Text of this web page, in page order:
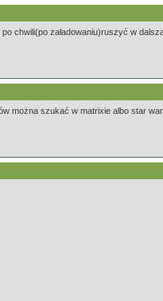
chwili(po załadowaniu)ruszyć w
można szukać w matrixie albo star